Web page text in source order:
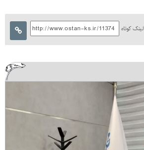
لینک کوتاه